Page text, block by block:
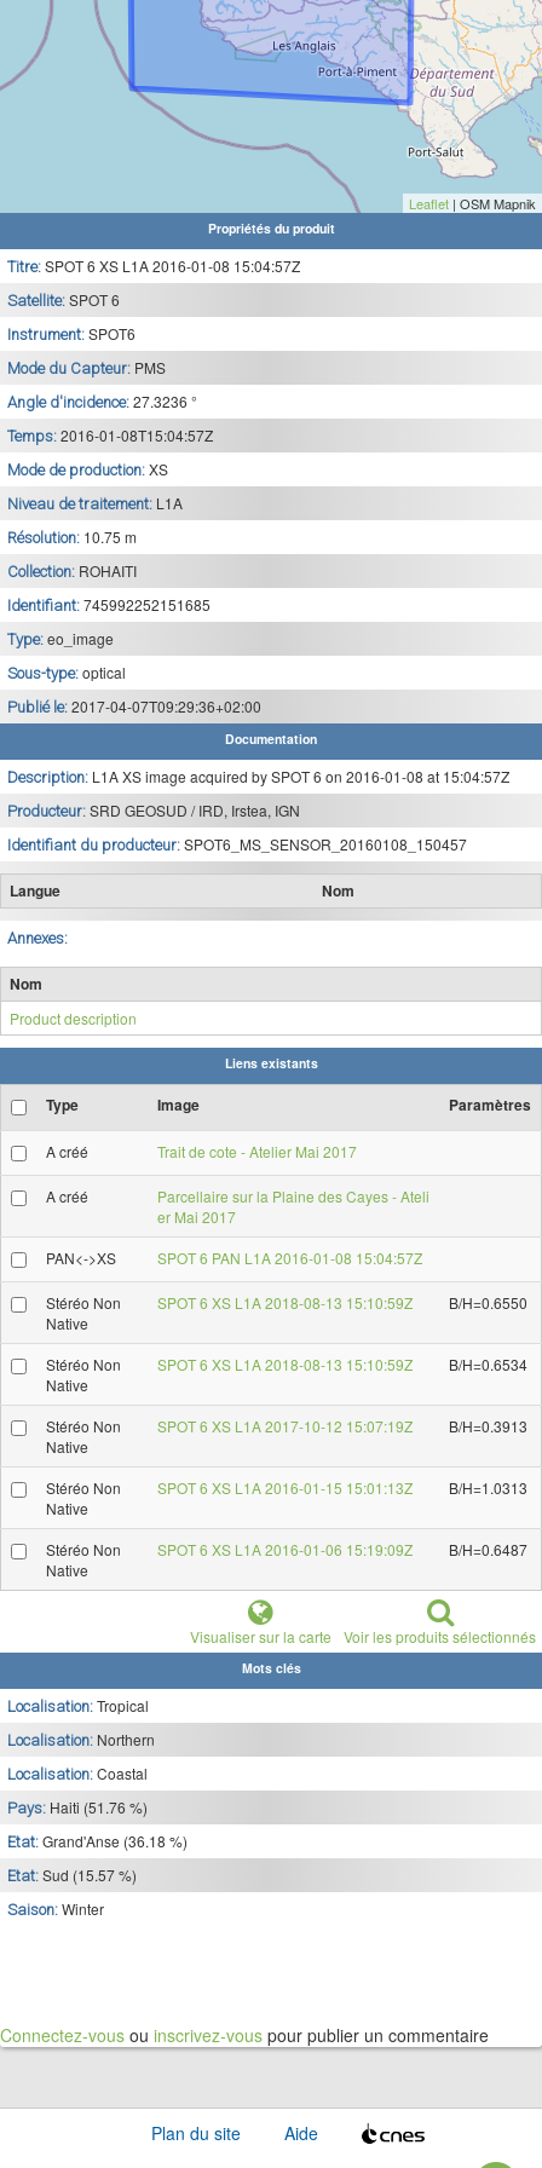
Leaflet | OSM Mapnik
Propriétés du produit
Titre: SPOT 6 XS L1A 2016-01-08 15:04:57Z
Satellite: SPOT 6
Instrument: SPOT6
Mode du Capteur: PMS
Angle d'incidence: 27.3236 °
Temps: 2016-01-08T15:04:57Z
Mode de production: XS
Niveau de traitement: L1A
Résolution: 10.75 m
Collection: ROHAITI
Identifiant: 745992252151685
Type: eo_image
Sous-type: optical
Publié le: 2017-04-07T09:29:36+02:00
Documentation
Description: L1A XS image acquired by SPOT 6 on 2016-01-08 at 15:04:57Z
Producteur: SRD GEOSUD / IRD, Irstea, IGN
Identifiant du producteur: SPOT6_MS_SENSOR_20160108_150457
Langue Nom
Annexes:
Nom
Product description
Liens existants
Type Image Paramètres
A créé Trait de cote - Atelier Mai 2017
A créé
Parcellaire sur la Plaine des Cayes - Ateli
er Mai 2017
PAN<->XS
SPOT 6 PAN L1A 2016-01-08 15:04:57Z
Stéréo Non
Native
SPOT 6 XS L1A 2018-08-13 15:10:59Z B/H=0.6550
Stéréo Non
Native
SPOT 6 XS L1A 2018-08-13 15:10:59Z B/H=0.6534
Stéréo Non
Native
SPOT 6 XS L1A 2017-10-12 15:07:19Z B/H=0.3913
Stéréo Non
Native
SPOT 6 XS L1A 2016-01-15 15:01:13Z B/H=1.0313
Stéréo Non
Native
SPOT 6 XS L1A 2016-01-06 15:19:09Z B/H=0.6487
Visualiser sur la carte Voir les produits sélectionnés
Mots clés
Localisation: Tropical
Localisation: Northern
Localisation: Coastal
Pays: Haiti (51.76 %)
Etat: Grand'Anse (36.18 %)
Etat: Sud (15.57 %)
Saison: Winter
Connectez-vous ou inscrivez-vous pour publier un commentaire
Plan du site Aide